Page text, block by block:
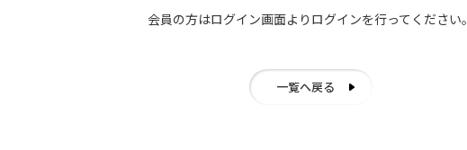
会員の方はログイン画面より ログインを行ってください。
一覧へ戻る